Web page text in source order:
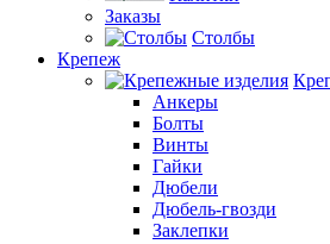
Заказы
Столбы
Крепеж
Анкеры
Болты
Винты
Гайки
Дюбели
Дюбель-гвозди
Заклепки